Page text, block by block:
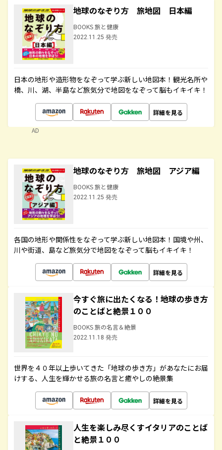
地球のなぞり方 旅地図 日本編
BOOKS 旅と健康
2022.11.25 発売
日本の地形や造形物をなぞって学ぶ新しい地図本！観光名所や
橋、川、湖、半島など旅気分で地図をなぞって脳もイキイキ！
詳細を見る
AD
地球のなぞり方 旅地図 アジア編
BOOKS 旅と健康
2022.11.25 発売
各国の地形や関係性をなぞって学ぶ新しい地図本！国境や州、
川や街道、島など旅気分で地図をなぞって脳もイキイキ！
詳細を見る
今すぐ旅に出たくなる！地球の歩き方
のことばと絶景１００
BOOKS 旅の名言＆絶景
2022.11.18 発売
世界を４０年以上歩いてきた「地球の歩き方」があなたにお届
けする、人生を輝かせる旅の名言と癒やしの絶景集
詳細を見る
人生を楽しみ尽くすイタリアのことば
と絶景１００